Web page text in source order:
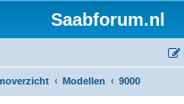
Saabforum.nl
Modellen 9000